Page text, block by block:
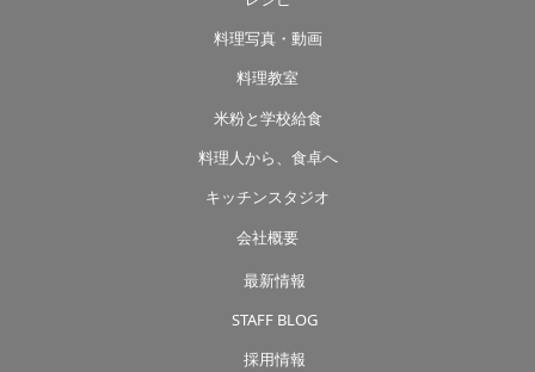
料理写真・動画
料理教室
米粉と学校給食
料理人から、食卓へ
キッチンスタジオ
会社概要
最新情報
STAFF BLOG
採用情報